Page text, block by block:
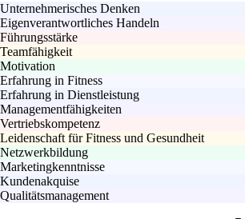
Unternehmerisches Denken
Eigenverantwortliches Handeln
Führungsstärke
Teamfähigkeit
Motivation
Erfahrung in Fitness
Erfahrung in Dienstleistung
Managementfähigkeiten
Vertriebskompetenz
Leidenschaft für Fitness und Gesundheit
Netzwerkbildung
Marketingkenntnisse
Kundenakquise
Qualitätsmanagement